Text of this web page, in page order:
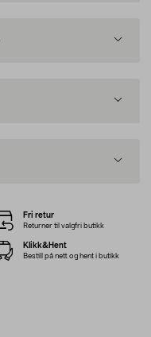
Fri retur
Returner til valgfri butikk
Klikk&Hent
Bestill på nett og hent i butikk